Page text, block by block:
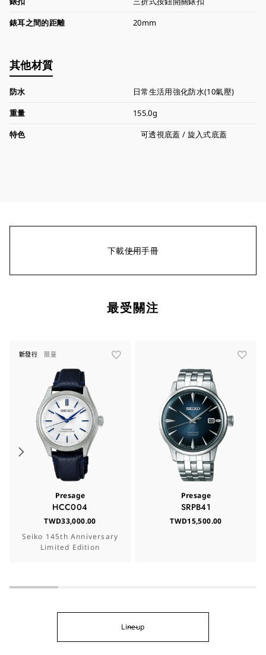
錶耳之間的距離
20mm
其他材質
防水
日常生活用強化防水(10氣壓)
重量
155.0g
特色
可透視底蓋 / 旋入式底蓋
下載使用手冊
最受關注
新發行 限量
Presage
HCC004
TWD33,000.00
Seiko 145th Anniversary
Limited Edition
Presage
SRPB41
TWD15,500.00
Lineup